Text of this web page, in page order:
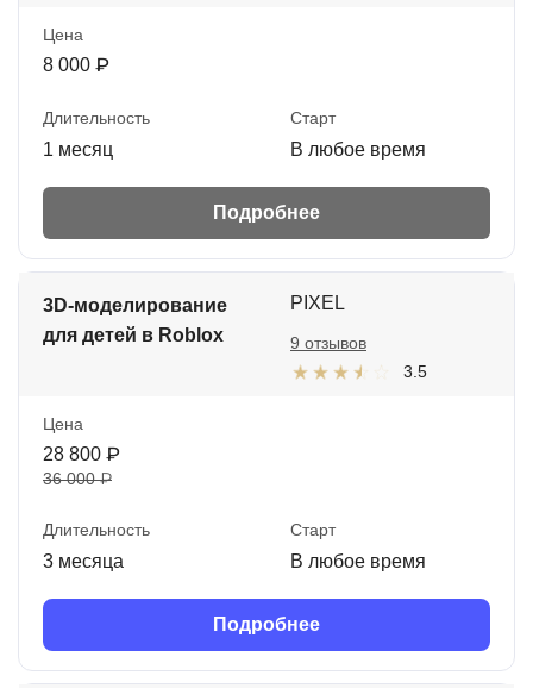
Цена
8 000 ₽
Длительность
1 месяц
Старт
В любое время
Подробнее
3D-моделирование
для детей в Roblox
PIXEL
3.5
9 отзывов
Цена
28 800 ₽
36 000 ₽
Длительность
3 месяца
Старт
В любое время
Подробнее